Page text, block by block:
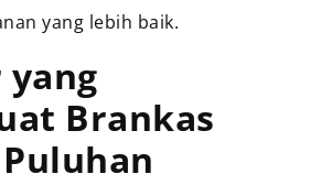
yang lebih baik.
Brankas